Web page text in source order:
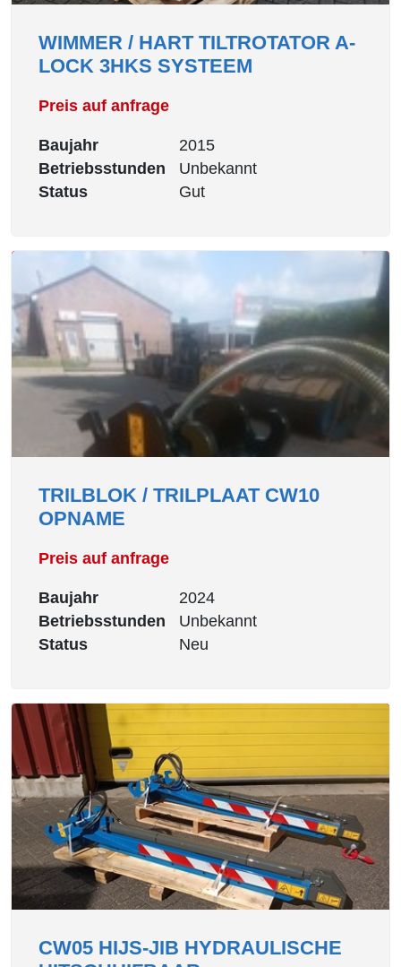
WIMMER / HART TILTROTATOR A-
LOCK 3HKS SYSTEEM
Preis auf anfrage
Baujahr
2015
Betriebsstunden
Unbekannt
Status
Gut
TRILBLOK / TRILPLAAT CW10
OPNAME
Preis auf anfrage
Baujahr
2024
Betriebsstunden
Unbekannt
Status
Neu
CW05 HIJS-JIB HYDRAULISCHE